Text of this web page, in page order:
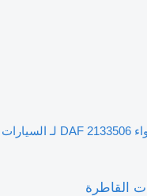
ضاغط الهواء DAF 2133506 لـ السيارات